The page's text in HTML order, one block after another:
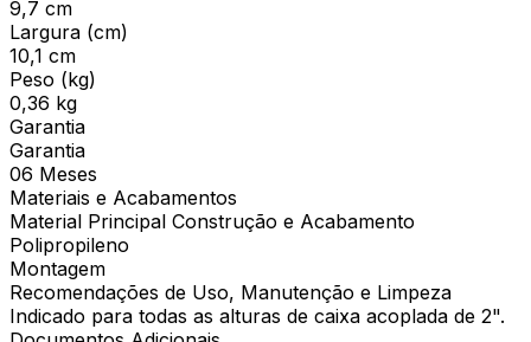
9,7 cm
Largura (cm)
10,1 cm
Peso (kg)
0,36 kg
Garantia
Garantia
06 Meses
Materiais e Acabamentos
Material Principal Construção e Acabamento
Polipropileno
Montagem
Recomendações de Uso, Manutenção e Limpeza
Indicado para todas as alturas de caixa acoplada de 2".